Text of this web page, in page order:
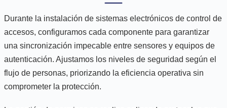
Durante la instalación de sistemas electrónicos de control de
accesos, configuramos cada componente para garantizar
una sincronización impecable entre sensores y equipos de
autenticación. Ajustamos los niveles de seguridad según el
flujo de personas, priorizando la eficiencia operativa sin
comprometer la protección.